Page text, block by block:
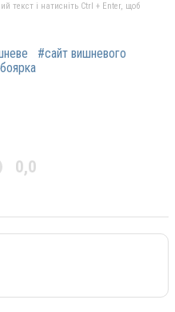
текст і натисніть Ctrl + Enter, щоб
#сайт вишневого
0,0